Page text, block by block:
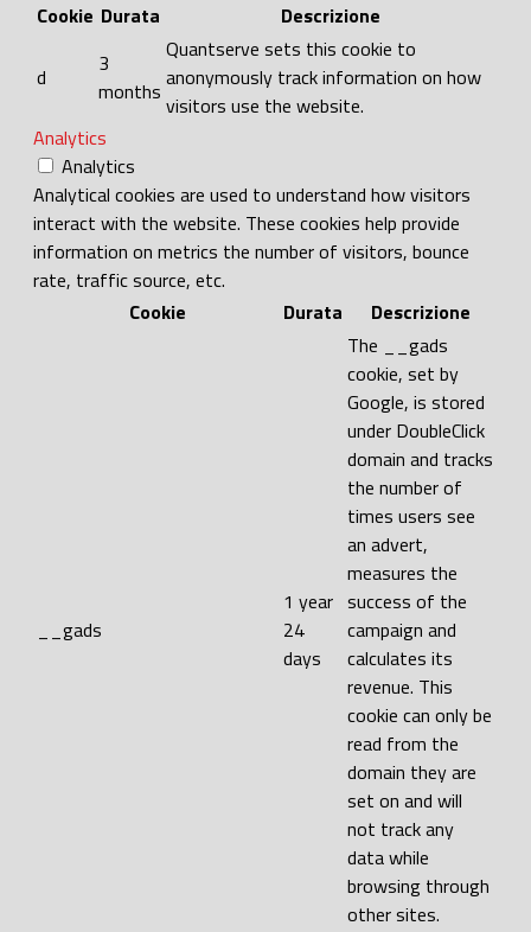
Cookie Durata Descrizione
d
3
months
Quantserve sets this cookie to
anonymously track information on how
visitors use the website.
Analytics
Analytics
Analytical cookies are used to understand how visitors
interact with the website. These cookies help provide
information on metrics the number of visitors, bounce
rate, traffic source, etc.
Cookie
Durata Descrizione
__gads
1 year
24
days
The __gads
cookie, set by
Google, is stored
under DoubleClick
domain and tracks
the number of
times users see
an advert,
measures the
success of the
campaign and
calculates its
revenue. This
cookie can only be
read from the
domain they are
set on and will
not track any
data while
browsing through
other sites.